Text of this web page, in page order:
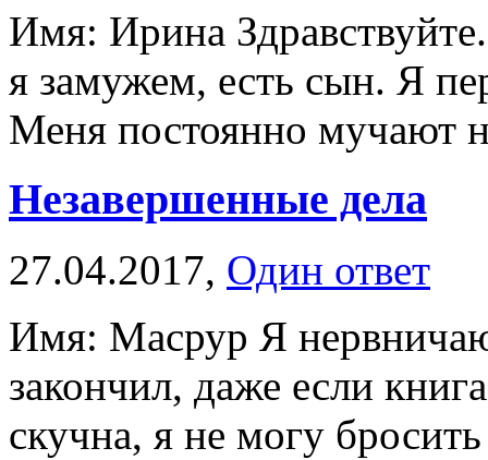
Имя: Ирина
я замужем, есть сын. Я
Меня постоянно мучают
Незавершенные дела
27.04.2017, Один ответ
Имя: Масрур Я нервничаю
закончил, даже если
скучна, я не могу